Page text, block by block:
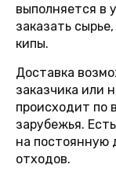
выполняется в
заказать
кипы.
Доставка
заказчика или
происходит по
зарубежья.
на постоянную
отходов.